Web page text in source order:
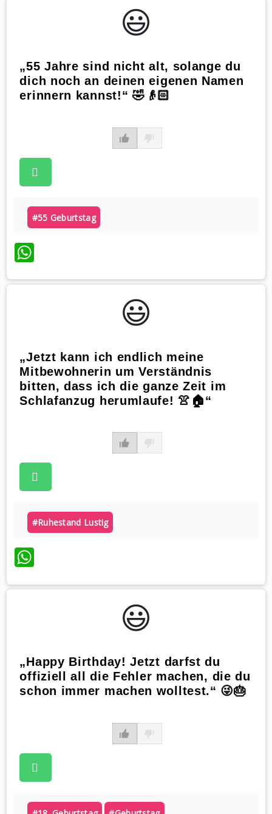
😃️
„55 Jahre sind nicht alt, solange du
dich noch an deinen eigenen Namen
erinnern kannst!“ 🤣👴🏻
#55 Geburtstag
WhatsApp
😃️
„Jetzt kann ich endlich meine
Mitbewohnerin um Verständnis
bitten, dass ich die ganze Zeit im
Schlafanzug herumlaufe! 👚🏠“
#ruhestand Lustig
WhatsApp
😃️
„Happy Birthday! Jetzt darfst du
offiziell all die Fehler machen, die du
schon immer machen wolltest.“ 😜🎂